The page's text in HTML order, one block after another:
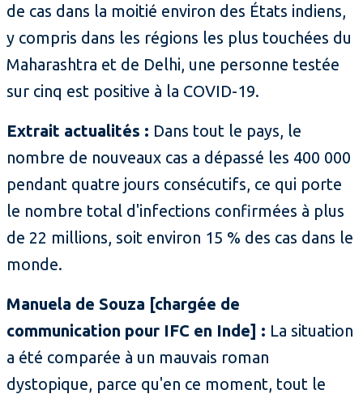
de cas dans la moitié environ des États indiens,
y compris dans les régions les plus touchées du
Maharashtra et de Delhi, une personne testée
sur cinq est positive à la COVID-19.
Extrait actualités : Dans tout le pays, le
nombre de nouveaux cas a dépassé les 400 000
pendant quatre jours consécutifs, ce qui porte
le nombre total d'infections confirmées à plus
de 22 millions, soit environ 15 % des cas dans le
monde.
Manuela de Souza [chargée de
communication pour IFC en Inde] : La situation
a été comparée à un mauvais roman
dystopique, parce qu'en ce moment, tout le